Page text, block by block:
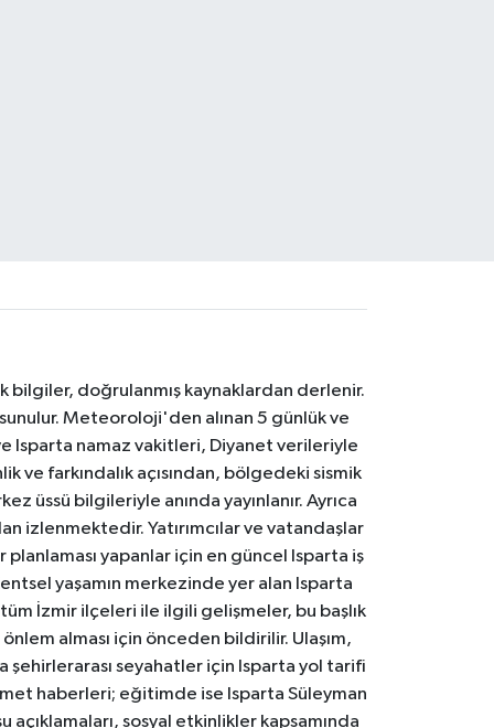
bilgiler, doğrulanmış kaynaklardan derlenir.
Meteoroloji'den alınan 5 günlük ve
Isparta namaz vakitleri, Diyanet verileriyle
ve farkındalık açısından, bölgedeki sismik
üssü bilgileriyle anında yayınlanır. Ayrıca
izlenmektedir. Yatırımcılar ve vatandaşlar
planlaması yapanlar için en güncel Isparta iş
yaşamın merkezinde yer alan Isparta
tüm İzmir ilçeleri ile ilgili gelişmeler, bu başlık
alması için önceden bildirilir. Ulaşım,
şehirlerarası seyahatler için Isparta yol tarifi
haberleri; eğitimde ise Isparta Süleyman
sosyal etkinlikler kapsamında